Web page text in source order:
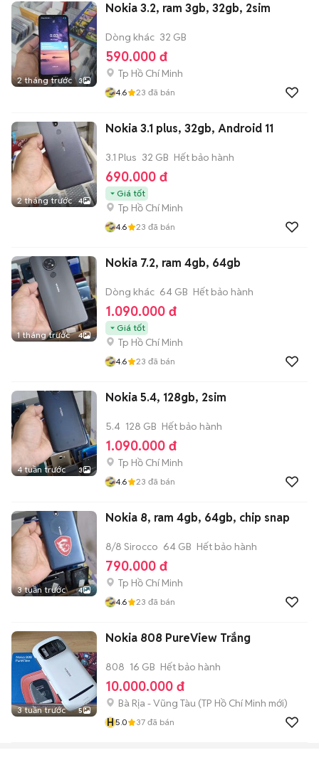
2 tháng trước 3
Nokia 3.2, ram 3gb, 32gb, 2sim
Dòng khác 32 GB
590.000 đ
Tp Hồ Chí Minh
4.6 23 đã bán
2 tháng trước 4
Nokia 3.1 plus, 32gb, Android 11
3.1 Plus 32 GB Hết bảo hành
690.000 đ
Giá tốt
Tp Hồ Chí Minh
4.6 23 đã bán
1 tháng trước 4
Nokia 7.2, ram 4gb, 64gb
Dòng khác 64 GB Hết bảo hành
1.090.000 đ
Giá tốt
Tp Hồ Chí Minh
4.6 23 đã bán
4 tuần trước 3
Nokia 5.4, 128gb, 2sim
5.4 128 GB Hết bảo hành
1.090.000 đ
Tp Hồ Chí Minh
4.6 23 đã bán
3 tuần trước 4
Nokia 8, ram 4gb, 64gb, chip snap
8/8 Sirocco 64 GB Hết bảo hành
790.000 đ
Tp Hồ Chí Minh
4.6 23 đã bán
3 tuần trước 5
Nokia 808 PureView Trắng
808 16 GB Hết bảo hành
10.000.000 đ
Bà Rịa - Vũng Tàu (TP Hồ Chí Minh mới)
H5.0 37 đã bán